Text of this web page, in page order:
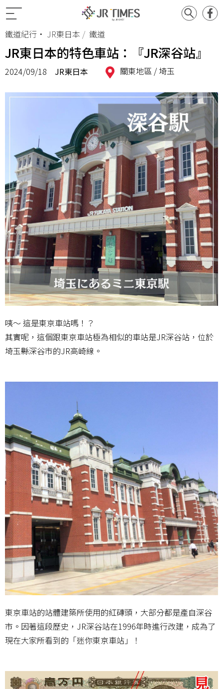
鐵道紀行 • JR東日本 鐵道
JR東日本的特色車站：『JR深谷站』
2024/09/18 JR東日本 關東地區 /埼玉
咦～ 這是東京車站嗎！？
其實呢，這個跟東京車站極為相似的車站是JR深谷站，位於
埼玉縣深谷市的JR高崎線。
東京車站的站體建築所使用的紅磚頭，大部分都是產自深谷
市。因著這段歷史，JR深谷站在1996年時進行改建，成為了
現在大家所看到的「迷你東京車站」！